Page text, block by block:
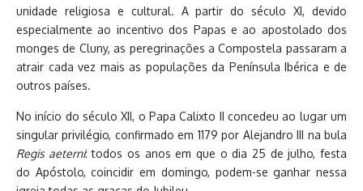
unidade religiosa e cultural. A partir do século XI, devido
especialmente ao incentivo dos Papas e ao apostolado dos
monges de Cluny, as peregrinações a Compostela passaram a
atrair cada vez mais as populações da Península Ibérica e de
outros países.
No início do século XII, o Papa Calixto II concedeu ao lugar um
singular privilégio, confirmado em 1179 por Alejandro III na bula
Regis aeterni: todos os anos em que o dia 25 de julho, festa
do Apóstolo, coincidir em domingo, podem-se ganhar nessa